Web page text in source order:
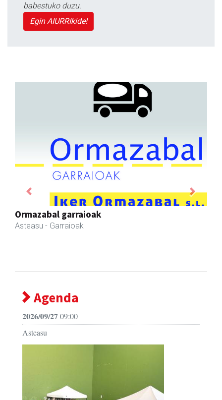
babestuko duzu.
Egin AIURRIkide!
Bixente Otegi Lizaso S. L.
Asteasu - Asfaltoak
Previous Next
Agenda
2026/09/2709:00
Asteasu